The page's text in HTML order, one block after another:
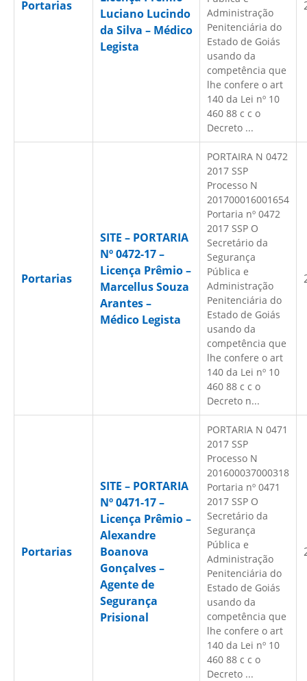
Portarias
Luciano Lucindo
da Silva – Médico
Legista
Administração
Penitenciária do
Estado de Goiás
usando da
competência que
lhe confere o art
140 da Lei nº 10
460 88 c c o
Decreto ...
Portarias
SITE – PORTARIA
Nº 0472-17 –
Licença Prêmio –
Marcellus Souza
Arantes –
Médico Legista
PORTAIRA N 0472
2017 SSP
Processo N
201700016001654
Portaria nº 0472
2017 SSP O
Secretário da
Segurança
Pública e
Administração
Penitenciária do
Estado de Goiás
usando da
competência que
lhe confere o art
140 da Lei nº 10
460 88 c c o
Decreto n...
Portarias
SITE – PORTARIA
Nº 0471-17 –
Licença Prêmio –
Alexandre
Boanova
Gonçalves –
Agente de
Segurança
Prisional
PORTARIA N 0471
2017 SSP
Processo N
201600037000318
Portaria nº 0471
2017 SSP O
Secretário da
Segurança
Pública e
Administração
Penitenciária do
Estado de Goiás
usando da
competência que
lhe confere o art
140 da Lei nº 10
460 88 c c o
Decreto ...